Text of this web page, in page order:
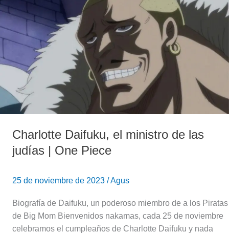
Charlotte Daifuku, el ministro de las
judías | One Piece
25 de noviembre de 2023 /Agus
Biografía de Daifuku, un poderoso miembro de a los Piratas
de Big Mom Bienvenidos nakamas, cada 25 de noviembre
celebramos el cumpleaños de Charlotte Daifuku y nada
Daifuku,
el
ministro
de
judías
One
Piece